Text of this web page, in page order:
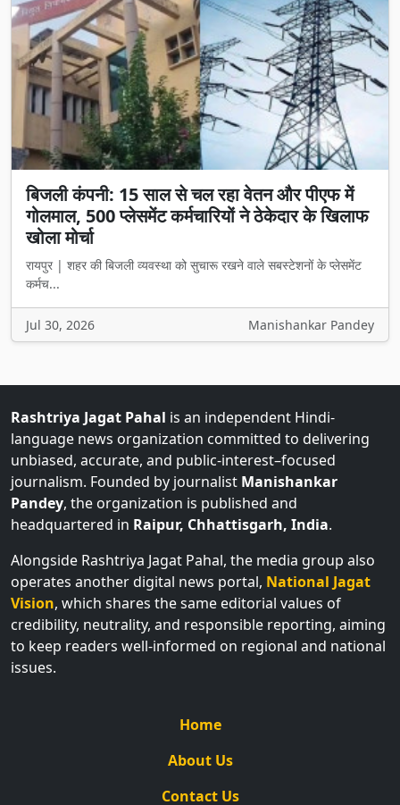
बिजली कंपनी: 15 साल से चल रहा वेतन और पीएफ में
गोलमाल, 500 प्लेसमेंट कर्मचारियों ने ठेकेदार के खिलाफ
खोला मोर्चा
रायपुर | शहर की बिजली व्यवस्था को सुचारू रखने वाले सबस्टेशनों के प्लेसमेंट
कर्मच...
Jul 30, 2026 Manishankar Pandey
Rashtriya Jagat Pahal is an independent Hindi-
language news organization committed to delivering
unbiased, accurate, and public-interest–focused
journalism. Founded by journalist Manishankar
Pandey, the organization is published and
headquartered in Raipur, Chhattisgarh, India.
Alongside Rashtriya Jagat Pahal, the media group also
operates another digital news portal, National Jagat
Vision, which shares the same editorial values of
credibility, neutrality, and responsible reporting, aiming
to keep readers well-informed on regional and national
issues.
Home
About Us
Contact Us